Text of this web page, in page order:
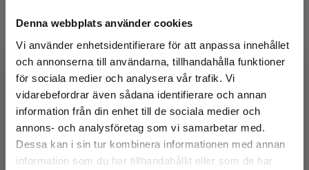
Denna webbplats använder cookies
Vi använder enhetsidentifierare för att anpassa innehållet
och annonserna till användarna, tillhandahålla funktioner
för sociala medier och analysera vår trafik. Vi
vidarebefordrar även sådana identifierare och annan
information från din enhet till de sociala medier och
annons- och analysföretag som vi samarbetar med.
Dessa kan i sin tur kombinera informationen med annan
information som du har tillhandahållit eller som de har
Begränsad fraktregion
Maskinelement
Mägi, Mart m.fl.
449 krinkl. moms